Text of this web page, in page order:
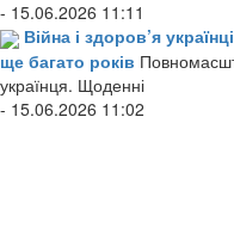
- 15.06.2026 11:11
Війна і здоров’я
ще багато років
українця. Щоденні
- 15.06.2026 11:02